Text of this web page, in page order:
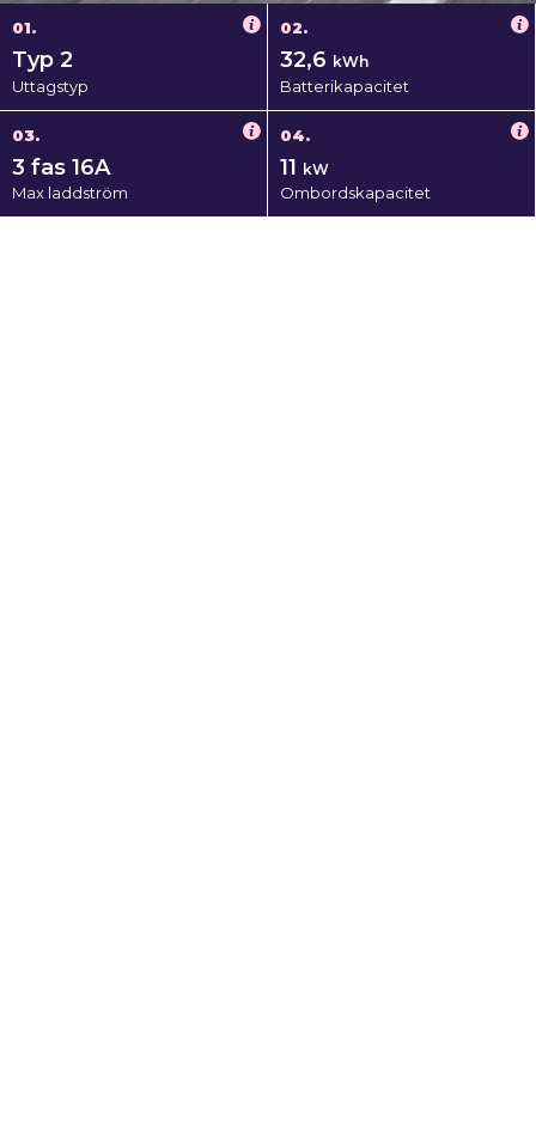
01.
Typ 2
Uttagstyp
02.
32,6 kWh
Batterikapacitet
03.
3 fas 16A
Max laddström
04.
11 kW
Ombordskapacitet